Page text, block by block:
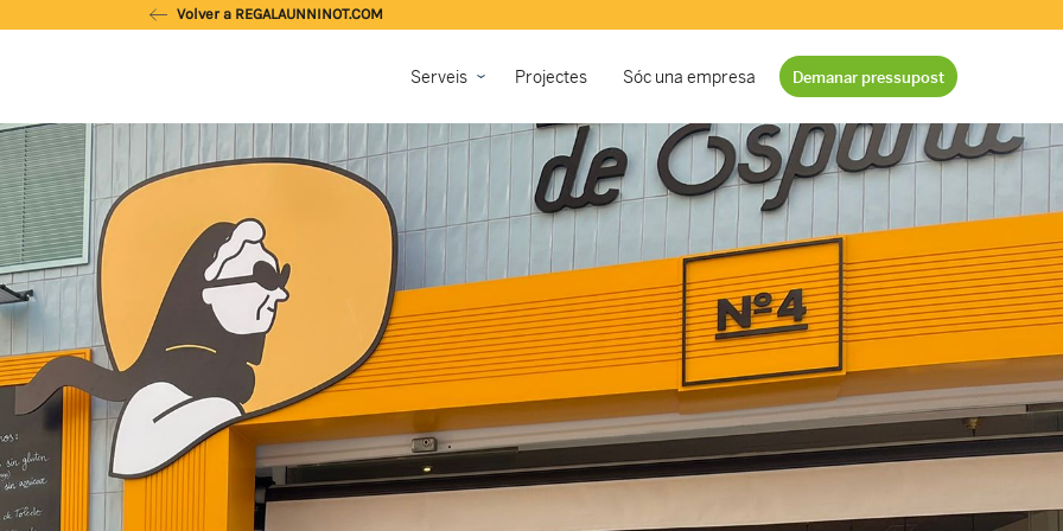
Volver a REGALAUNNINOT.COM
Serveis Projectes Sóc una empresa Demanar pressupost